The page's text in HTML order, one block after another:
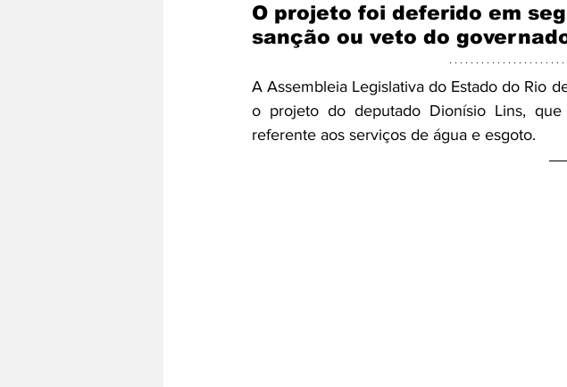
O projeto foi deferido em
sanção ou veto do
A Assembleia Legislativa do Estado do Rio
o projeto do deputado Dionísio Lins,
referente aos serviços de água e esgoto.